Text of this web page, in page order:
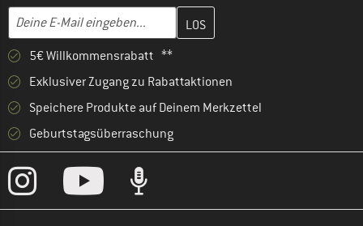
E-Mail-Adresse
Gib hier deine E-Mail-Adresse ein und erstelle im nächsten
5€ Willkommensrabatt **
Exklusiver Zugang zu Rabattaktionen
Speichere Produkte auf Deinem Merkzettel
Geburtstagsüberraschung